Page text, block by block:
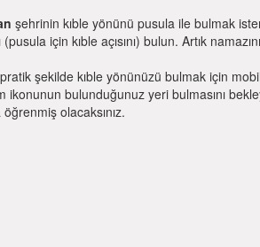
şehrinin kıble yönünü pusula ile bulmak
(pusula için kıble açısını) bulun. Artık
şekilde kıble yönünüzü bulmak için
ikonunun bulunduğunuz yeri bulmasını
öğrenmiş olacaksınız.